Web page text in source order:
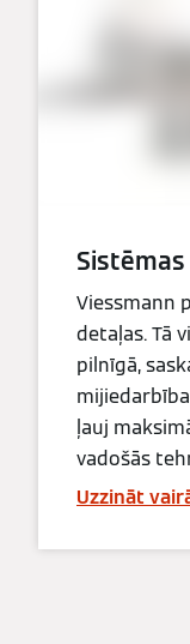
Viessmann
detaļas. Tā
pilnīgā,
ļauj
vadošās
Uzzināt